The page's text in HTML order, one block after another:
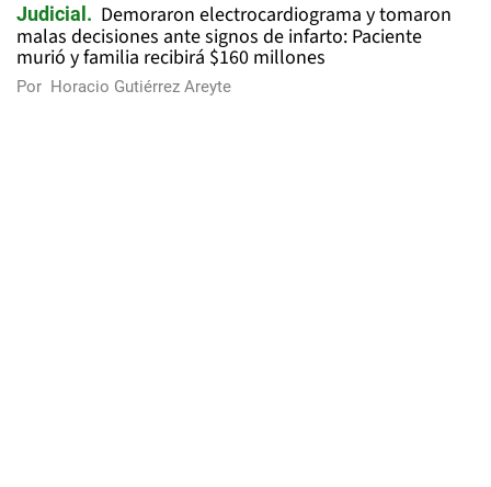
Judicial
Demoraron electrocardiograma y tomaron
malas decisiones ante signos de infarto: Paciente
murió y familia recibirá $160 millones
Por Horacio Gutiérrez Areyte